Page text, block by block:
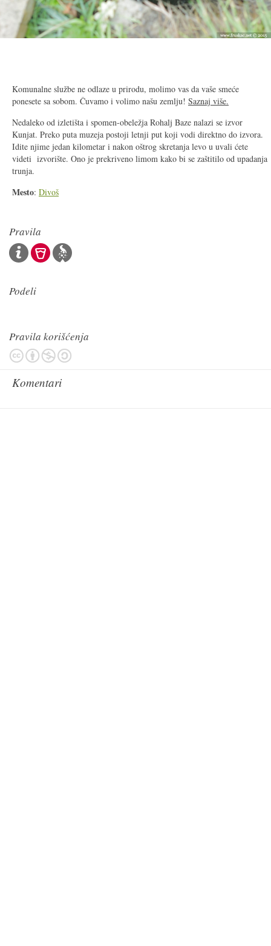
Komunalne službe ne odlaze u prirodu, molimo vas da vaše smeće
ponesete sa sobom. Čuvamo i volimo našu zemlju! Saznaj više.
Nedaleko od izletišta i spomen-obeležja Rohalj Baze nalazi se izvor
Kunjat. Preko puta muzeja postoji letnji put koji vodi direktno do izvora.
Idite njime jedan kilometar i nakon oštrog skretanja levo u uvali ćete
videti izvorište. Ono je prekriveno limom kako bi se zaštitilo od upadanja
trunja.
Mesto: Divoš
Pravila
Podeli
Pravila korišćenja
Komentari